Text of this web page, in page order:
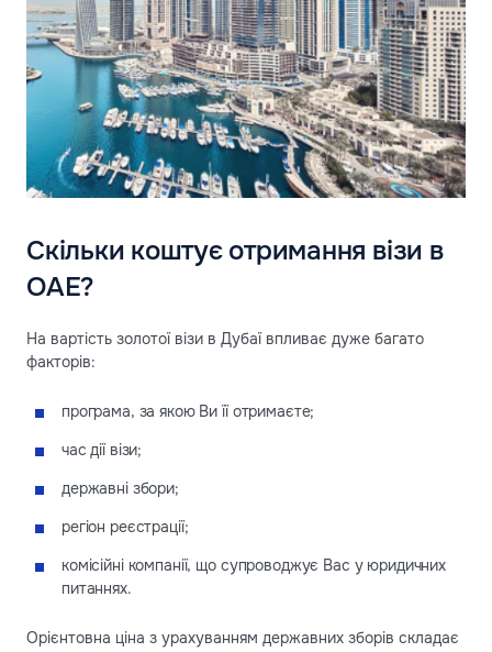
Скільки коштує отримання візи в
ОАЕ?
На вартість золотої візи в Дубаї впливає дуже багато
факторів:
програма, за якою Ви її отримаєте;
час дії візи;
державні збори;
регіон реєстрації;
комісійні компанії, що супроводжує Вас у юридичних
питаннях.
Орієнтовна ціна з урахуванням державних зборів складає